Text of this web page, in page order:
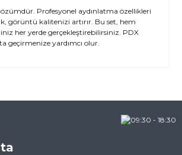
Profesyonel aydınlatma özellikleri
görüntü kalitenizi artırır. Bu set, hem
her yerde gerçekleştirebilirsiniz. PDX
geçirmenize yardımcı olur.